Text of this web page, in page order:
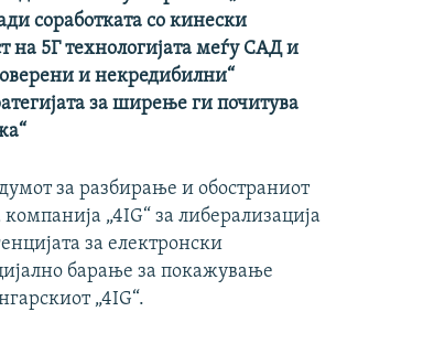
соработката со кинески
на 5Г технологијата меѓу САД и
и некредибилни“
за ширење ги почитува
за разбирање и обостраниот
„4IG“ за либерализација
за електронски
барање за покажување
„4IG“.